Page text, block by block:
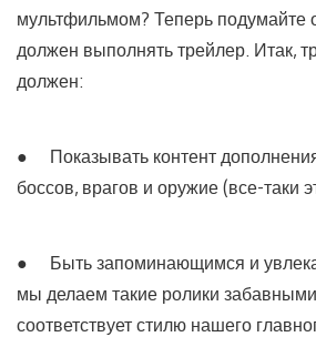
мультфильмом? Теперь подумайте
должен выполнять трейлер. Итак,
должен:
● Показывать контент
боссов, врагов и оружие (все-таки
● Быть запоминающимся и
мы делаем такие ролики
соответствует стилю нашего